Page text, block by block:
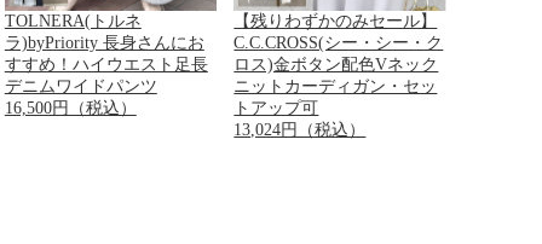
TOLNERA(トルネ
ラ)byPriority 長身さんにお
すすめ！ハイウエスト足長
デニムワイドパンツ
16,500円（税込）
【残りわずかのみセール】
C.C.CROSS(シー・シー・ク
ロス)金ボタン配色Vネック
ニットカーディガン・セッ
トアップ可
13,024円（税込）